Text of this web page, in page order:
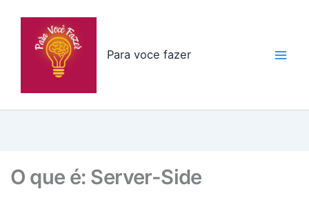
Para voce fazer
O que é: Server-Side